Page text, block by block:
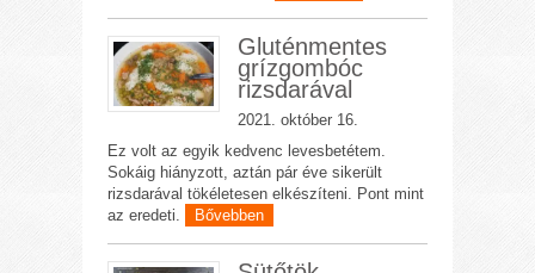
Gluténmentes
grízgombóc
rizsdarával
2021. október 16.
Ez volt az egyik kedvenc levesbetétem.
Sokáig hiányzott, aztán pár éve sikerült
rizsdarával tökéletesen elkészíteni. Pont mint
az eredeti.
Bővebben